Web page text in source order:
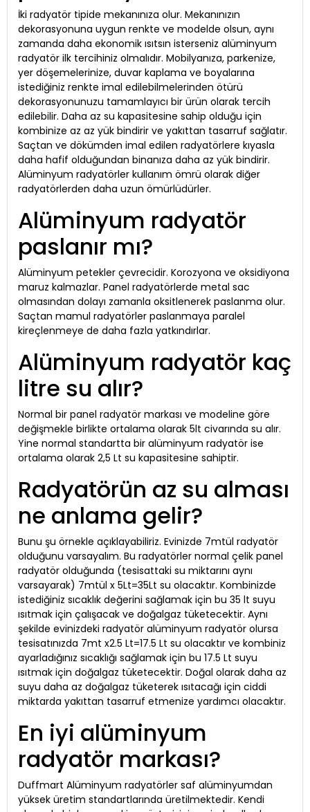
İki radyatör tipide mekanınıza olur. Mekanınızın
dekorasyonuna uygun renkte ve modelde olsun, aynı
zamanda daha ekonomik ısıtsın isterseniz alüminyum
radyatör ilk tercihiniz olmalıdır. Mobilyanıza, parkenize,
yer döşemelerinize, duvar kaplama ve boyalarına
istediğiniz renkte imal edilebilmelerinden ötürü
dekorasyonunuzu tamamlayıcı bir ürün olarak tercih
edilebilir. Daha az su kapasitesine sahip olduğu için
kombinize az az yük bindirir ve yakıttan tasarruf sağlatır.
Saçtan ve dökümden imal edilen radyatörlere kıyasla
daha hafif olduğundan binanıza daha az yük bindirir.
Alüminyum radyatörler kullanım ömrü olarak diğer
radyatörlerden daha uzun ömürlüdürler.
Alüminyum radyatör
paslanır mı?
Alüminyum petekler çevrecidir. Korozyona ve oksidiyona
maruz kalmazlar. Panel radyatörlerde metal sac
olmasından dolayı zamanla oksitlenerek paslanma olur.
Saçtan mamul radyatörler paslanmaya paralel
kireçlenmeye de daha fazla yatkındırlar.
Alüminyum radyatör kaç
litre su alır?
Normal bir panel radyatör markası ve modeline göre
değişmekle birlikte ortalama olarak 5lt civarında su alır.
Yine normal standartta bir alüminyum radyatör ise
ortalama olarak 2,5 Lt su kapasitesine sahiptir.
Radyatörün az su alması
ne anlama gelir?
Bunu şu örnekle açıklayabiliriz. Evinizde 7mtül radyatör
olduğunu varsayalım. Bu radyatörler normal çelik panel
radyatör olduğunda (tesisattaki su miktarını aynı
varsayarak) 7mtül x 5Lt=35Lt su olacaktır. Kombinizde
istediğiniz sıcaklık değerini sağlamak için bu 35 lt suyu
ısıtmak için çalışacak ve doğalgaz tüketecektir. Aynı
şekilde evinizdeki radyatör alüminyum radyatör olursa
tesisatınızda 7mt x2.5 Lt=17.5 Lt su olacaktır ve kombiniz
ayarladığınız sıcaklığı sağlamak için bu 17.5 Lt suyu
ısıtmak için doğalgaz tüketecektir. Doğal olarak daha az
suyu daha az doğalgaz tüketerek ısıtacağı için ciddi
miktarda yakıttan tasarruf etmenize yardımcı olacaktır.
En iyi alüminyum
radyatör markası?
Duffmart Alüminyum radyatörler saf alüminyumdan
yüksek üretim standartlarında üretilmektedir. Kendi